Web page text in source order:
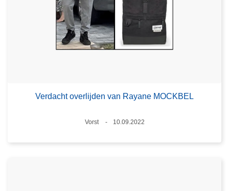
Verdacht overlijden van Rayane MOCKBEL
Plaats
Vorst
10.09.2022